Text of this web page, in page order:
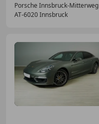
Porsche Innsbruck-Mitterweg
AT-6020 Innsbruck